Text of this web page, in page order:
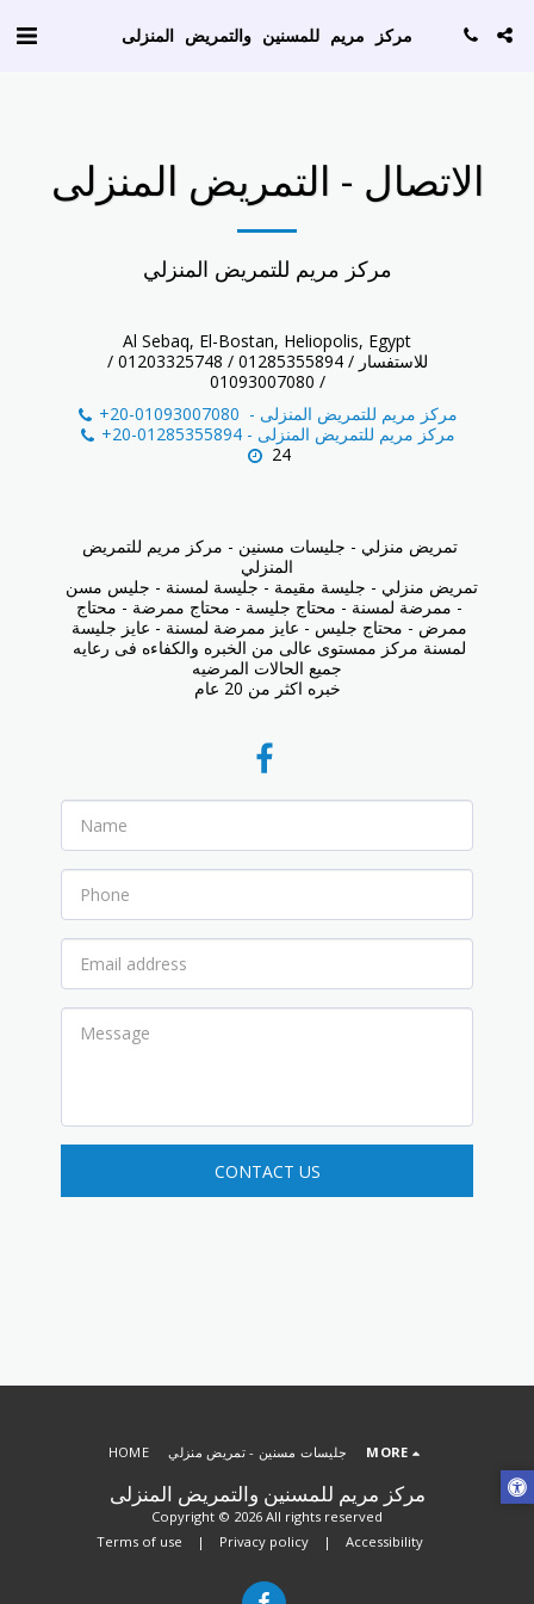
مركز مريم للمسنين والتمريض المنزلى
الاتصال - التمريض المنزلى
مركز مريم للتمريض المنزلي
Al Sebaq, El-Bostan, Heliopolis, Egypt
للاستفسار / 01285355894 / 01203325748 /
01093007080 /
+20-01093007080 - مركز مريم للتمريض المنزلى
+20-01285355894 - مركز مريم للتمريض المنزلى
24
المنزلي
جميع الحالات المرضيه
خبره اكثر من 20 عام
CONTACT US
مركز مريم للمسنين والتمريض المنزلى
Copyright © 2026 All rights reserved
Terms of use | Privacy policy | Accessibility
HOME جليسات مسنين - تمريض منزلي MORE